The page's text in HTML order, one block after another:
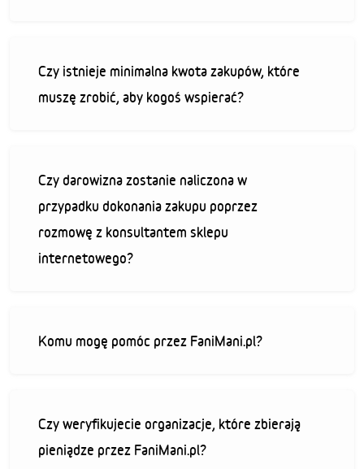
Czy istnieje minimalna kwota zakupów, które
muszę zrobić, aby kogoś wspierać?
Czy darowizna zostanie naliczona w
przypadku dokonania zakupu poprzez
rozmowę z konsultantem sklepu
internetowego?
Komu mogę pomóc przez FaniMani.pl?
Czy weryfikujecie organizacje, które zbierają
pieniądze przez FaniMani.pl?